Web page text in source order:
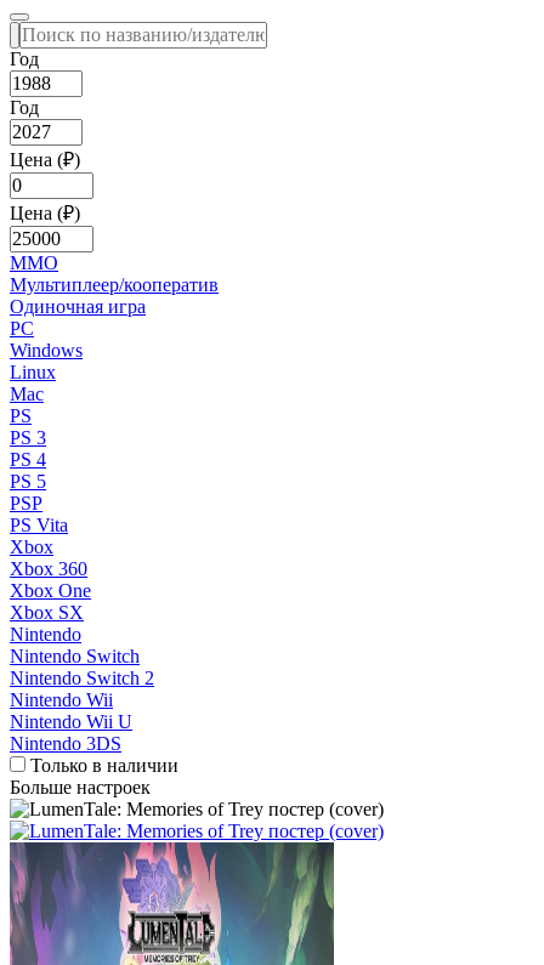
Год
Год
Цена (₽)
Цена (₽)
MMO
Мультиплеер/кооператив
Одиночная игра
PC
Windows
Linux
Mac
PS
PS 3
PS 4
PS 5
PSP
PS Vita
Xbox
Xbox 360
Xbox One
Xbox SX
Nintendo
Nintendo Switch
Nintendo Switch 2
Nintendo Wii
Nintendo Wii U
Nintendo 3DS
Только в наличии
Больше настроек